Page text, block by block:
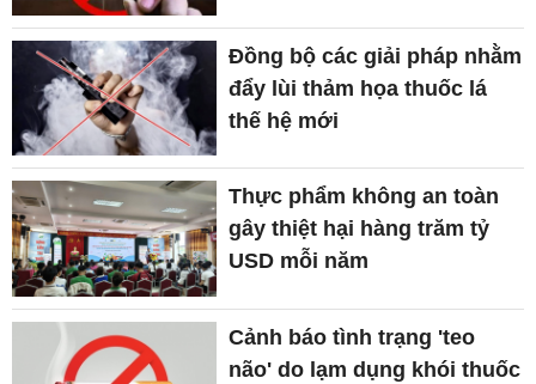
Đồng bộ các giải pháp nhằm
đẩy lùi thảm họa thuốc lá
thế hệ mới
Thực phẩm không an toàn
gây thiệt hại hàng trăm tỷ
USD mỗi năm
Cảnh báo tình trạng 'teo
não' do lạm dụng khói thuốc